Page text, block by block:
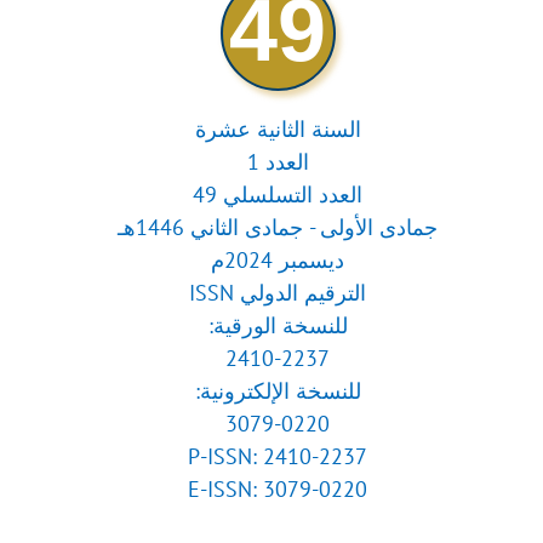
49
السنة الثانية عشرة
العدد 1
العدد التسلسلي 49
جمادى الأولى - جمادى الثاني 1446هـ
ديسمبر 2024م
الترقيم الدولي ISSN
للنسخة الورقية:
2410-2237
للنسخة الإلكترونية:
3079-0220
P-ISSN: 2410-2237
E-ISSN: 3079-0220